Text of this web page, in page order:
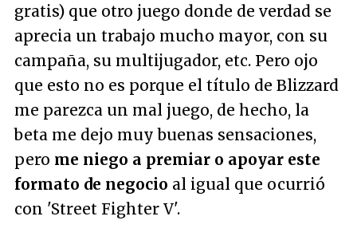
gratis) que otro juego donde de verdad se
aprecia un trabajo mucho mayor, con su
campaña, su multijugador, etc. Pero ojo
que esto no es porque el título de Blizzard
me parezca un mal juego, de hecho, la
beta me dejo muy buenas sensaciones,
pero me niego a premiar o apoyar este
formato de negocio al igual que ocurrió
con 'Street Fighter V'.